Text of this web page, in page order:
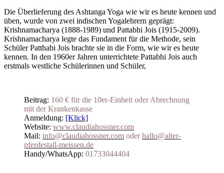
Die Überlieferung des Ashtanga Yoga wie wir es heute kennen und
üben, wurde von zwei indischen Yogalehrern geprägt:
Krishnamacharya (1888-1989) und Pattabhi Jois (1915-2009).
Krishnamacharya legte das Fundament für die Methode, sein
Schüler Patthabi Jois brachte sie in die Form, wie wir es heute
kennen. In den 1960er Jahren unterrichtete Pattabhi Jois auch
erstmals westliche Schülerinnen und Schüler,
Beitrag: 160 € für die 10er-Einheit oder Abrechnung
mit der Krankenkasse
Anmeldung: [Klick]
Website: www.claudiahossner.com
Mail: info@claudiahossner.com oder hallo@alter-
pferdestall-meissen.de
Handy/WhatsApp: 01733044404